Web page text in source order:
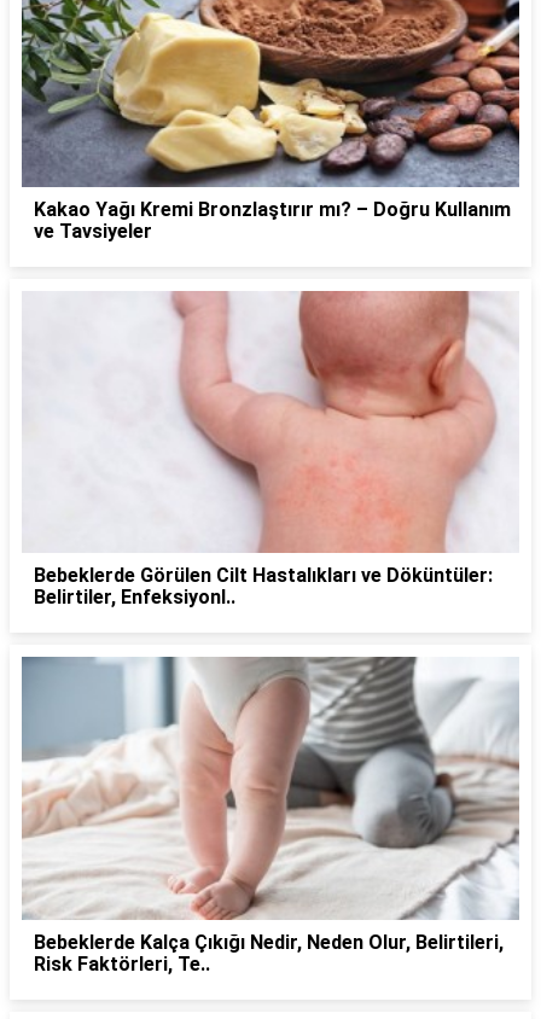
Kakao Yağı Kremi Bronzlaştırır mı? – Doğru Kullanım
ve Tavsiyeler
Bebeklerde Görülen Cilt Hastalıkları ve Döküntüler:
Belirtiler, Enfeksiyonl..
Bebeklerde Kalça Çıkığı Nedir, Neden Olur, Belirtileri,
Risk Faktörleri, Te..